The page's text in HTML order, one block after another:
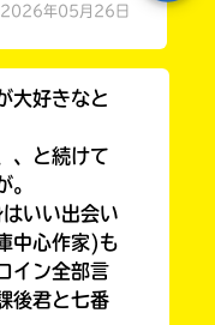
2026年05月26日
大好きなと
、と続けて
。
いい出会い
中心作家)も
イン全部言
後君と七番